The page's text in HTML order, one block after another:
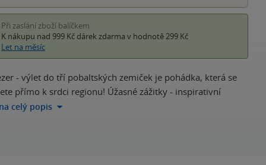
Při zaslání zboží balíčkem
K nákupu nad 999 Kč dárek zdarma v hodnotě 299 Kč
Let na měsíc
- výlet do tří pobaltských zemiček je pohádka, která se
přímo k srdci regionu! Úžasné zážitky - inspirativní
celý popis